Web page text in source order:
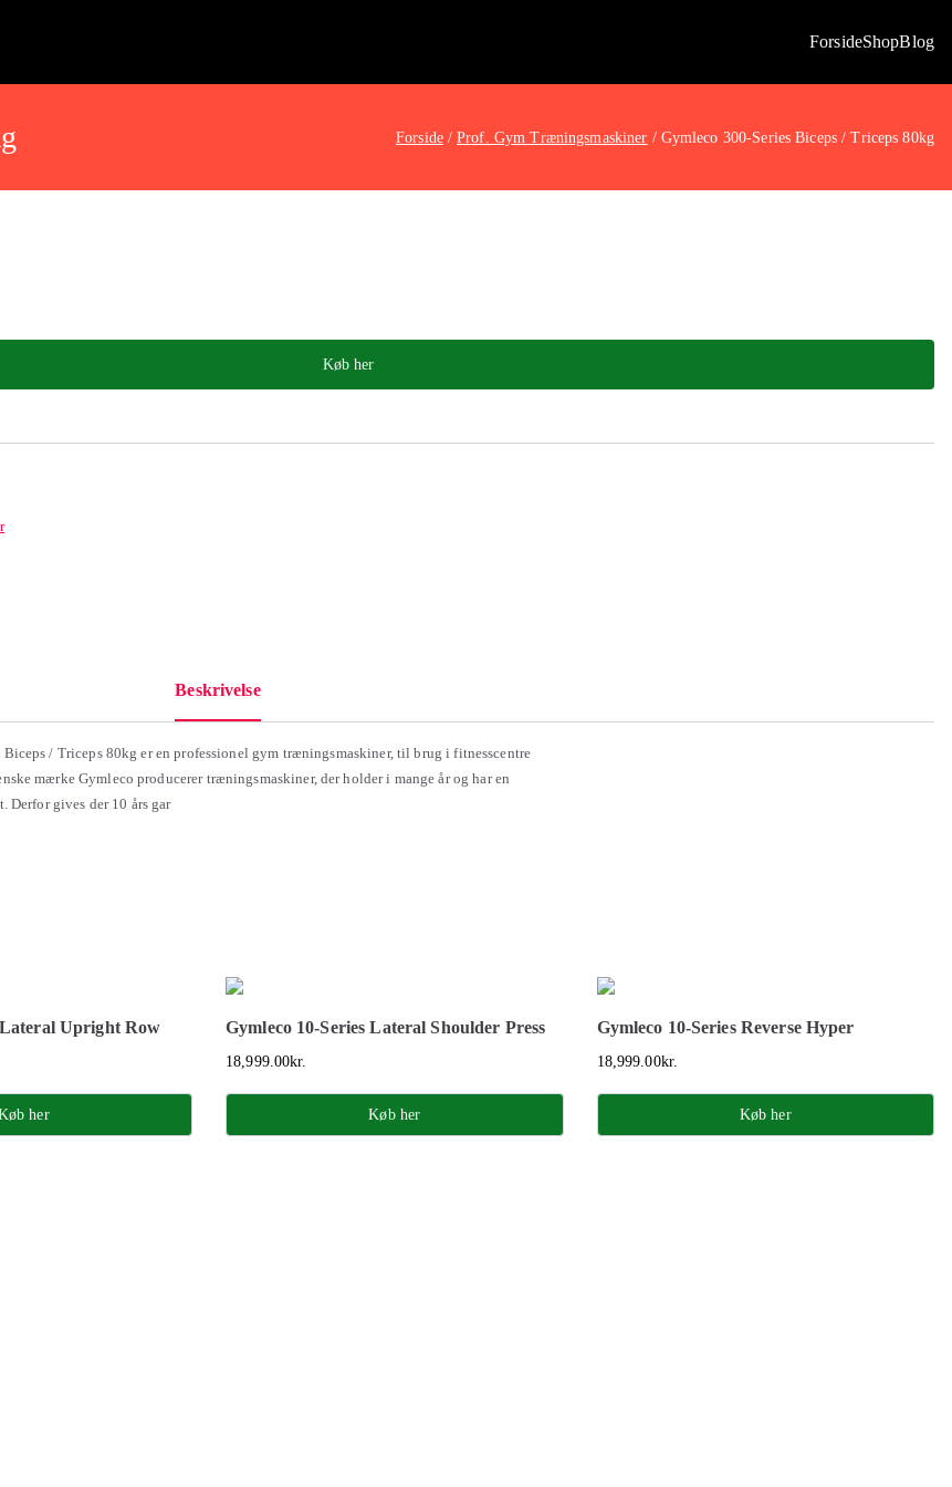
ForsideShopBlog
Forside Prof. Gym Træningsmaskiner Gymleco 300-Series Biceps / Triceps 80kg
Køb her
Beskrivelse
Biceps / Triceps 80kg er en professionel gym træningsmaskiner, til brug i fitnesscentre
mærke Gymleco producerer træningsmaskiner, der holder i mange år og har en
Derfor gives der 10 års gar
Lateral Upright Row
her
Gymleco 10-Series Lateral Shoulder Press
18,999.00kr.
Køb her
Gymleco 10-Series Reverse Hyper
18,999.00kr.
Køb her